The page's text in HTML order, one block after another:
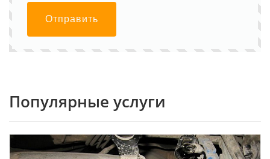
Отправить
Популярные услуги